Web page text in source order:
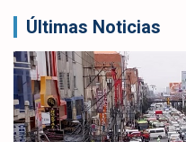
Últimas Noticias